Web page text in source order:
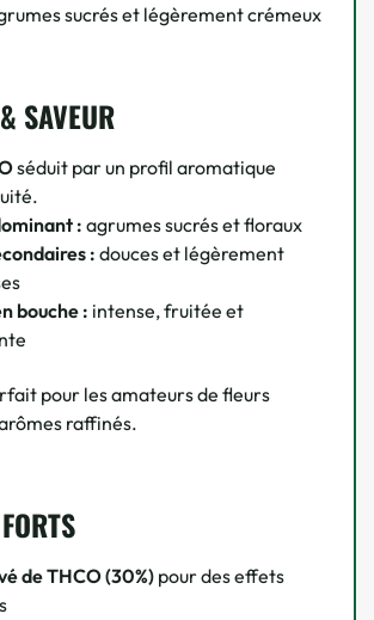
sucrés et légèrement crémeux
SAVEUR
séduit par un profil aromatique
: agrumes sucrés et floraux
: douces et légèrement
bouche : intense, fruitée et
pour les amateurs de fleurs
raffinés.
de THCO (30%)pour des effets